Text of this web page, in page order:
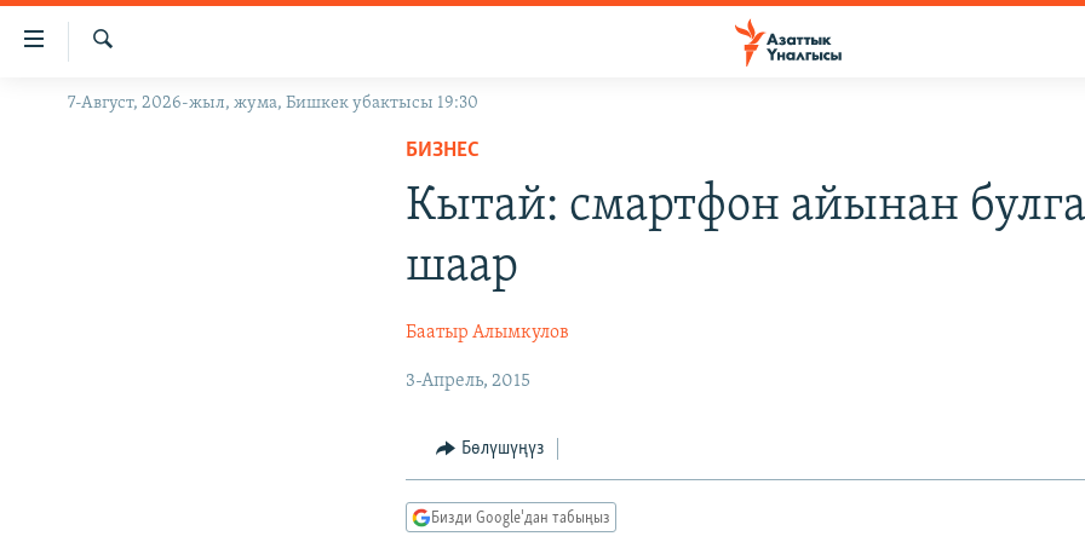
Линктер
Мазмунга
Навигацияга
ЖАҢЫЛЫКТАР
Издөө
7-Август, 2026-жыл, жума, Бишкек убактысы 19:30
БИЗНЕС
Кытай: смартфон айынан
шаар
Баатыр Алымкулов
3-Апрель, 2015
Бөлүшүңүз
Бизди Google'дан табыңыз